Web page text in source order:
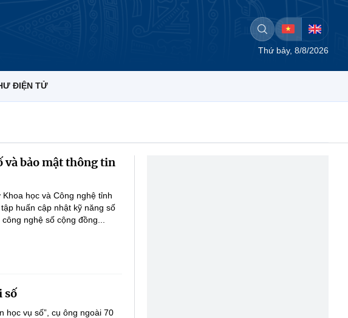
Thứ bảy, 8/8/2026
ĐIỆN TỬ
và bảo mật thông tin
học và Công nghệ tỉnh
huấn cập nhật kỹ năng số
nghệ số cộng đồng...
số
học vụ số”, cụ ông ngoài 70